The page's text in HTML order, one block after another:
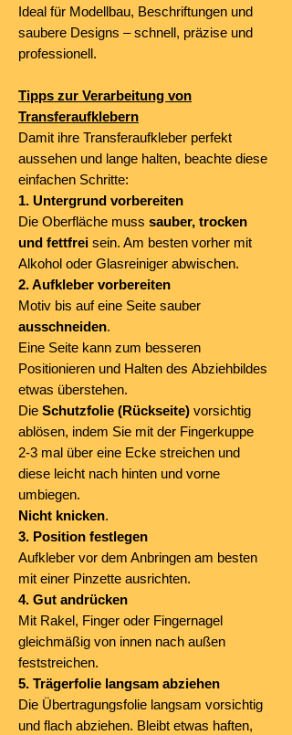
Ideal für Modellbau, Beschriftungen und
saubere Designs – schnell, präzise und
professionell.
Tipps zur Verarbeitung von
Transferaufklebern
Damit ihre Transferaufkleber perfekt
aussehen und lange halten, beachte diese
einfachen Schritte:
1. Untergrund vorbereiten
Die Oberfläche muss sauber, trocken
und fettfrei sein. Am besten vorher mit
Alkohol oder Glasreiniger abwischen.
2. Aufkleber vorbereiten
Motiv bis auf eine Seite sauber
ausschneiden.
Eine Seite kann zum besseren
Positionieren und Halten des Abziehbildes
etwas überstehen.
Die Schutzfolie (Rückseite) vorsichtig
ablösen, indem Sie mit der Fingerkuppe
2-3 mal über eine Ecke streichen und
diese leicht nach hinten und vorne
umbiegen.
Nicht knicken.
3. Position festlegen
Aufkleber vor dem Anbringen am besten
mit einer Pinzette ausrichten.
4. Gut andrücken
Mit Rakel, Finger oder Fingernagel
gleichmäßig von innen nach außen
feststreichen.
5. Trägerfolie langsam abziehen
Die Übertragungsfolie langsam vorsichtig
und flach abziehen. Bleibt etwas haften,